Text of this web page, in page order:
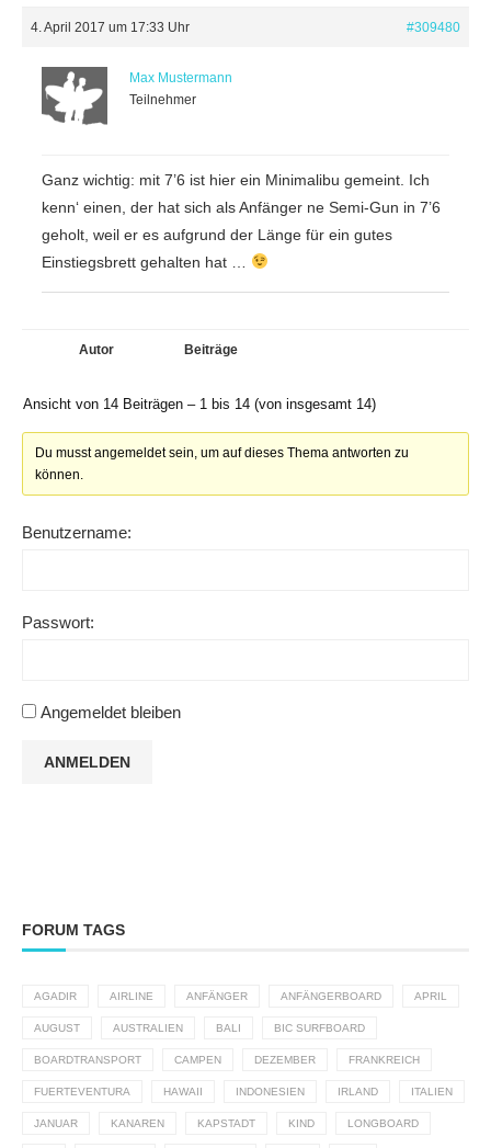
4. April 2017 um 17:33 Uhr #309480
Max Mustermann
Teilnehmer
Ganz wichtig: mit 7’6 ist hier ein Minimalibu gemeint. Ich
kenn‘ einen, der hat sich als Anfänger ne Semi-Gun in 7’6
geholt, weil er es aufgrund der Länge für ein gutes
Einstiegsbrett gehalten hat …
Autor Beiträge
Ansicht von 14 Beiträgen – 1 bis 14 (von insgesamt 14)
Du musst angemeldet sein, um auf dieses Thema antworten zu
können.
Benutzername:
Passwort:
Angemeldet bleiben
ANMELDEN
FORUM TAGS
AGADIR AIRLINE ANFÄNGER ANFÄNGERBOARD APRIL
AUGUST AUSTRALIEN BALI BIC SURFBOARD
BOARDTRANSPORT CAMPEN DEZEMBER FRANKREICH
FUERTEVENTURA HAWAII INDONESIEN IRLAND ITALIEN
JANUAR KANAREN KAPSTADT KIND LONGBOARD